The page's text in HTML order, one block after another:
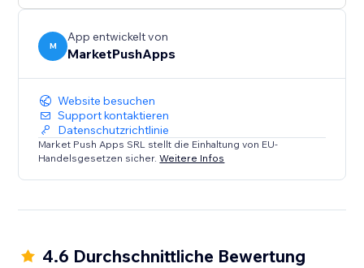
M
App entwickelt von
MarketPushApps
Website besuchen
Support kontaktieren
Datenschutzrichtlinie
Market Push Apps SRL stellt die Einhaltung von EU-
Handelsgesetzen sicher.Weitere Infos
4.6 Durchschnittliche Bewertung